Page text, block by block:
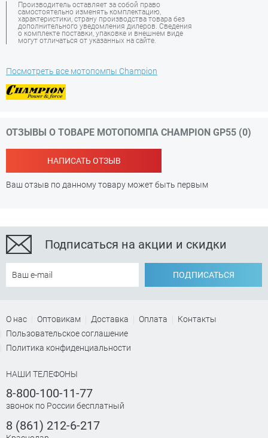
Производитель оставляет за собой право
самостоятельно изменять комплектацию,
характеристики, страну производства товара без
дополнительного уведомления дилеров. Сведения
о комплекте поставки, упаковке и внешнем виде
могут отличаться от указанных на сайте.
Посмотреть все мотопомпы Champion
ОТЗЫВЫ О ТОВАРЕ МОТОПОМПА CHAMPION GP55 (0)
НАПИСАТЬ ОТЗЫВ
Ваш отзыв по данному товару может быть первым
Подписаться на акции и скидки
ПОДПИСАТЬСЯ
О нас Оптовикам Доставка Оплата
Контакты
Пользовательское соглашение
Политика конфиденциальности
НАШИ ТЕЛЕФОНЫ
8-800-100-11-77
звонок по России бесплатный
8 (861) 212-6-217